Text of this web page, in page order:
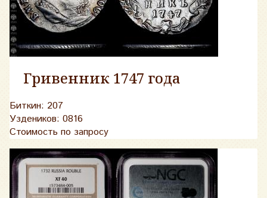
Гривенник 1747 года
Биткин: 207
Уздеников: 0816
Стоимость по запросу